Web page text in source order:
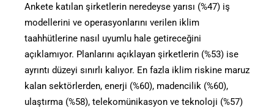
Ankete katılan şirketlerin neredeyse yarısı (%47) iş
modellerini ve operasyonlarını verilen iklim
taahhütlerine nasıl uyumlu hale getireceğini
açıklamıyor. Planlarını açıklayan şirketlerin (%53) ise
ayrıntı düzeyi sınırlı kalıyor. En fazla iklim riskine maruz
kalan sektörlerden, enerji (%60), madencilik (%60),
ulaştırma (%58), telekomünikasyon ve teknoloji (%57)